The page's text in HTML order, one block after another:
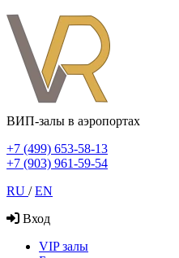
ВИП-залы в аэропортах
+7 (499) 653-58-13
+7 (903) 961-59-54
RU /EN
Вход
VIP залы